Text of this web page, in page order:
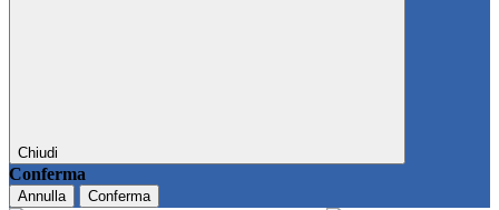
Chiudi
Conferma
Annulla Conferma